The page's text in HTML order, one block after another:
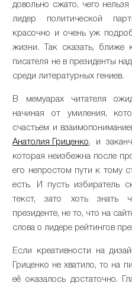
довольно сжато, чего
лидер политической
красочно и очень уж
жизни. Так сказать, ближе
писателя не в президенты
среди литературных гениев.
В мемуарах читателя
начиная от умиления,
счастьем и
Анатолия Гриценко, и
которая неизбежна после
его непростом пути к тому
есть. И пусть избиратель
текст, зато хоть знать
президенте, не то, что на
слова о лидере рейтингов
Если креативности на
Гриценко не хватило, то на
её оказалось достаточно.